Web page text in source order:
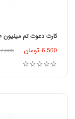
کارت دعوت تم مینیون ۱۰ عددی
6,500 تومان 7,000